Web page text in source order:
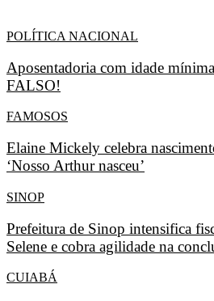
POLÍTICA NACIONAL
Aposentadoria com idade
FALSO!
FAMOSOS
Elaine Mickely celebra
‘Nosso Arthur nasceu’
SINOP
Prefeitura de Sinop intensifica
Selene e cobra agilidade na
CUIABÁ